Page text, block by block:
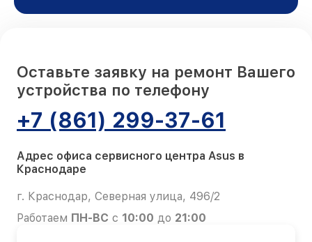
Оставьте заявку на ремонт Вашего
устройства по телефону
+7 (861) 299-37-61
Адрес офиса сервисного центра Asus в
Краснодаре
г. Краснодар, Северная улица, 496/2
Работаем ПН-ВС с 10:00 до 21:00